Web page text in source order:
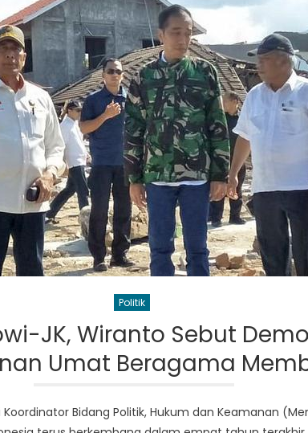
Politik
JK, Wiranto Sebut
Umat Beragama
Bidang Politik, Hukum dan Keamanan